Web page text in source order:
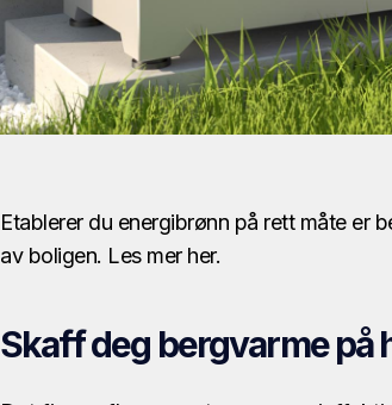
Etablerer du energibrønn på rett måte er
av boligen. Les mer her.
Skaff deg bergvarme på